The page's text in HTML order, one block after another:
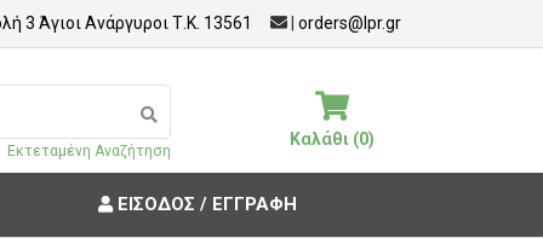
3 Άγιοι Ανάργυροι Τ.Κ. 13561 orders@lpr.gr
Εκτεταμένη Αναζήτηση
Καλάθι (0)
ΕΊΣΟΔΟΣ / ΕΓΓΡΑΦΉ